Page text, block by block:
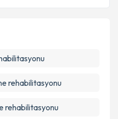
verilerimin belirtilen
rehabilitasyonu
rehabilitasyonu